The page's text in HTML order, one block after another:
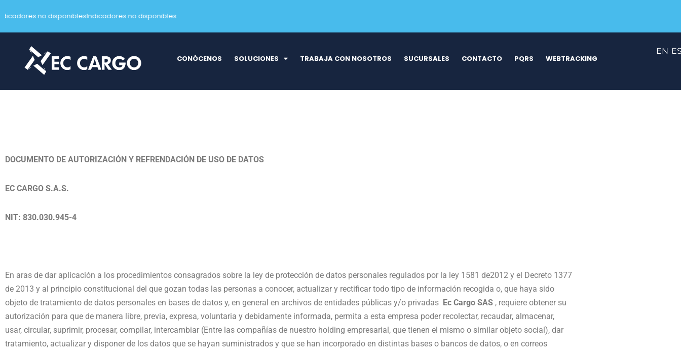
contenido
no disponiblesIndicadores no disponibles
CONÓCENOS SOLUCIONES TRABAJA CON NOSOTROS SUCURSALES CONTACTO PQRS WEBTRACKING
EN
DOCUMENTO DE AUTORIZACIÓN Y REFRENDACIÓN DE USO DE DATOS
EC CARGO S.A.S.
NIT: 830.030.945-4
En aras de dar aplicación a los procedimientos consagrados sobre la ley de protección de datos personales regulados por la ley 1581 de2012 y el Decreto 1377
de 2013 y al principio constitucional del que gozan todas las personas a conocer, actualizar y rectificar todo tipo de información recogida o, que haya sido
objeto de tratamiento de datos personales en bases de datos y, en general en archivos de entidades públicas y/o privadas Ec Cargo SAS , requiere obtener su
autorización para que de manera libre, previa, expresa, voluntaria y debidamente informada, permita a esta empresa poder recolectar, recaudar, almacenar,
usar, circular, suprimir, procesar, compilar, intercambiar (Entre las compañías de nuestro holding empresarial, que tienen el mismo o similar objeto social), dar
tratamiento, actualizar y disponer de los datos que se hayan suministrados y que se han incorporado en distintas bases o bancos de datos, o en correos